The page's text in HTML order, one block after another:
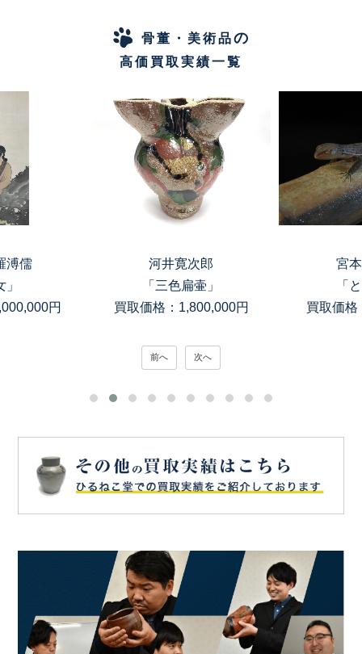
骨董・美術品の
高価買取実績一覧
溥儒
円
河井寛次郎
「三色扁壷」
買取価格：1,800,000円
宮
「
買取価格
前へ 次へ